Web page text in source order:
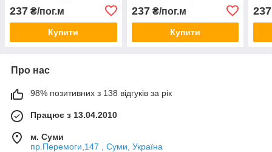
237 ₴/пог.м
Купити
237₴/пог.м
Купити
237
Про нас
98% позитивних з 138 відгуків за рік
Працює з 13.04.2010
м. Суми
пр.Перемоги,147 , Суми, Україна